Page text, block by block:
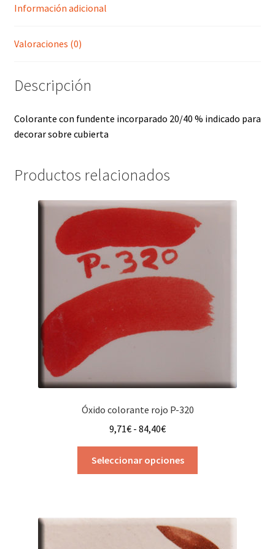
Información adicional
Valoraciones (0)
Descripción
Colorante con fundente incorparado 20/40 % indicado para
decorar sobre cubierta
Productos relacionados
Óxido colorante rojo P-320
9,71€ - 84,40€Rango
precios:
desde
84,40€
Seleccionar opciones
Las
opciones